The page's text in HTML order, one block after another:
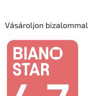
Vásároljon bizalommal